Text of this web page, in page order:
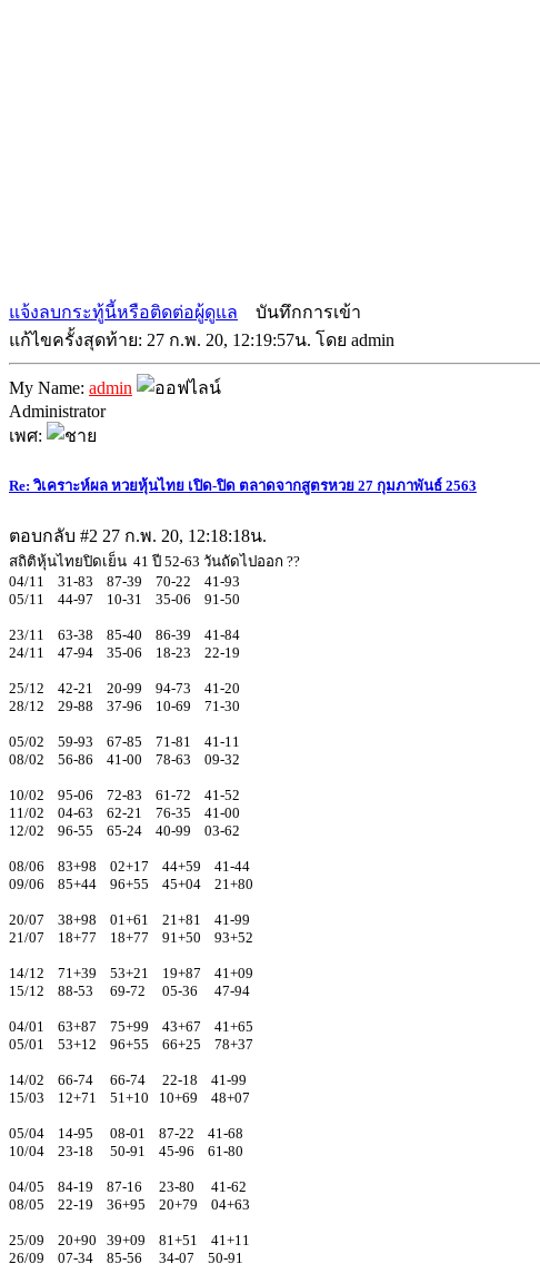
แจ้งลบกระทู้นี้หรือติดต่อผู้ดูแล
บันทึกการเข้า
แก้ไขครั้งสุดท้าย: 27 ก.พ. 20, 12:19:57น. โดย admin
My Name: admin
Administrator
เพศ:
Re: วิเคราะห์ผล หวยหุ้นไทย เปิด-ปิด ตลาดจากสูตรหวย 27 กุมภาพันธ์ 2563
ตอบกลับ #2 27 ก.พ. 20, 12:18:18น.
สถิติหุ้นไทยปิดเย็น 41 ปี 52-63 วันถัดไปออก ??
04/11 31-83 87-39 70-22 41-93
05/11 44-97 10-31 35-06 91-50
23/11 63-38 85-40 86-39 41-84
24/11 47-94 35-06 18-23 22-19
25/12 42-21 20-99 94-73 41-20
28/12 29-88 37-96 10-69 71-30
05/02 59-93 67-85 71-81 41-11
08/02 56-86 41-00 78-63 09-32
10/02 95-06 72-83 61-72 41-52
11/02 04-63 62-21 76-35 41-00
12/02 96-55 65-24 40-99 03-62
08/06 83+98 02+17 44+59 41-44
09/06 85+44 96+55 45+04 21+80
20/07 38+98 01+61 21+81 41-99
21/07 18+77 18+77 91+50 93+52
14/12 71+39 53+21 19+87 41+09
15/12 88-53 69-72 05-36 47-94
04/01 63+87 75+99 43+67 41+65
05/01 53+12 96+55 66+25 78+37
14/02 66-74 66-74 22-18 41-99
15/03 12+71 51+10 10+69 48+07
05/04 14-95 08-01 87-22 41-68
10/04 23-18 50-91 45-96 61-80
04/05 84-19 87-16 23-80 41-62
08/05 22-19 36+95 20+79 04+63
25/09 20+90 39+09 81+51 41+11
26/09 07-34 85-56 34-07 50-91